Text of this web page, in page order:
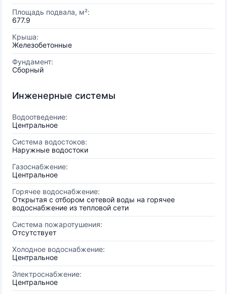
Площадь подвала, м²:
677.9
Крыша:
Железобетонные
Фундамент:
Сборный
Инженерные системы
Водоотведение:
Центральное
Система водостоков:
Наружные водостоки
Газоснабжение:
Центральное
Горячее водоснабжение:
Открытая с отбором сетевой воды на горячее
водоснабжение из тепловой сети
Система пожаротушения:
Отсутствует
Холодное водоснабжение:
Центральное
Электроснабжение:
Центральное